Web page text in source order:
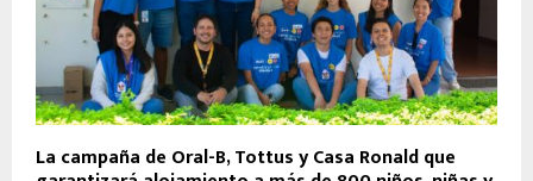
La campaña de Oral-B, Tottus y Casa Ronald que